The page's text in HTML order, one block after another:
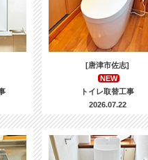
[唐津市佐志]
NEW
トイレ取替工事
2026.07.22